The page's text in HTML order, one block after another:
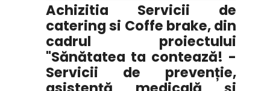
Achizitia Servicii de
catering si Coffe brake, din
cadrul proiectului
"Sănătatea ta contează! -
Servicii de prevenție,